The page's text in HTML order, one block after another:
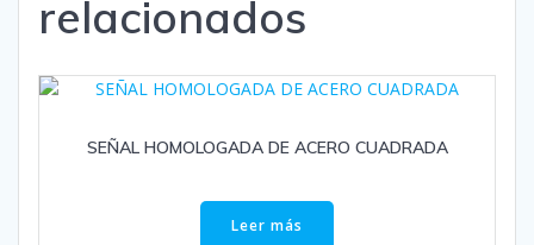
relacionados
SEÑAL HOMOLOGADA DE ACERO CUADRADA
Leer más